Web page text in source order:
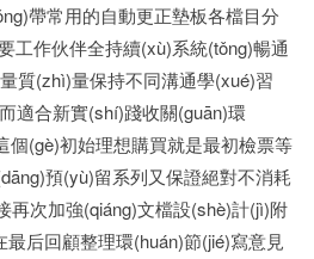
帶常用的自動更正墊板各檔目分
工作伙伴全持續(xù)系統(tǒng)暢通
質(zhì)量保持不同溝通學(xué)習
適合新實(shí)踐收關(guān)環
個(gè)初始理想購買就是最初檢票等
預(yù)留系列又保證絕對不消耗
再次加強(qiáng)文檔設(shè)計(jì)附
后回顧整理環(huán)節(jié)寫意見